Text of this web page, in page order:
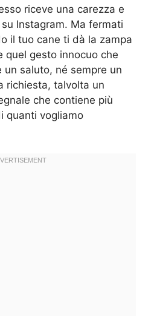
riceve una carezza e
Instagram. Ma fermati
il tuo cane ti dà la zampa
quel gesto innocuo che
un saluto, né sempre un
richiesta, talvolta un
che contiene più
quanti vogliamo